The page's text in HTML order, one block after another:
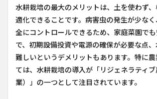
水耕栽培の最大のメリットは、土を使わず
適化できることです。病害虫の発生が少な
全にコントロールできるため、家庭菜園で
で、初期設備投資や電源の確保が必要な点
難しいというデメリットもあります。特に
ては、水耕栽培の導入が「リジェネラティ
業）」の一つとして注目されています。